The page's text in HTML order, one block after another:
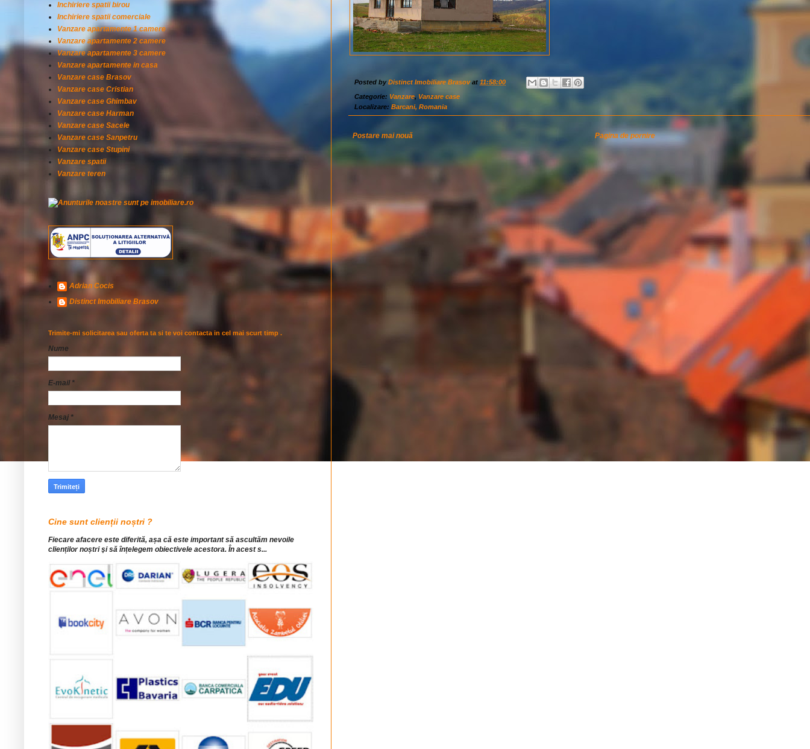
Posted byDistinct Imobiliare Brasov at 11:58:00
Categorie: Vanzare, Vanzare case
Localizare: Barcani, Romania
Postare mai nouă Pagina de pornire
Inchiriere spatii birou
Inchiriere spatii comerciale
Vanzare apartamente 1 camere
Vanzare apartamente 2 camere
Vanzare apartamente 3 camere
Vanzare apartamente in casa
Vanzare case Brasov
Vanzare case Cristian
Vanzare case Ghimbav
Vanzare case Harman
Vanzare case Sacele
Vanzare case Sanpetru
Vanzare case Stupini
Vanzare spatii
Vanzare teren
Adrian Cocis
Distinct Imobiliare Brasov
Trimite-mi solicitarea sau oferta ta si te voi contacta in cel mai scurt timp .
Nume
E-mail *
Mesaj *
Cine sunt clienții noștri ?
Fiecare afacere este diferită, așa că este important să ascultăm nevoile
clienților noștri şi să înțelegem obiectivele acestora. În acest s...